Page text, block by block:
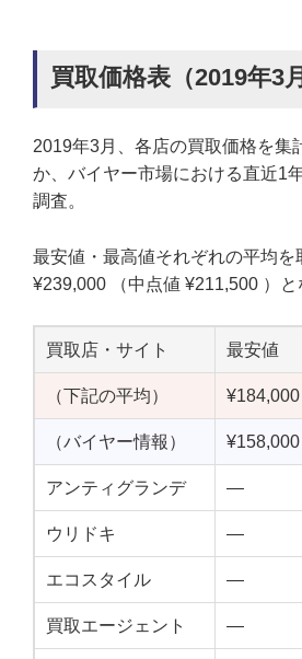
買取価格表（2019年3
2019年3月、各店の買取価格を集
か、バイヤー市場における直近1
調査。
最安値・最高値それぞれの平均を
¥239,000 （中点値 ¥211,500 ）と
買取店・サイト 最安値
（下記の平均） ¥184,000
（バイヤー情報） ¥158,000
アンティグランデ —
ウリドキ —
エコスタイル —
買取エージェント —